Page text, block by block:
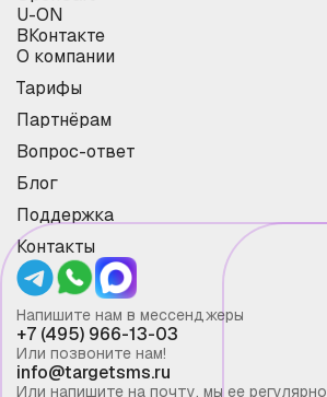
U-ON
ВКонтакте
О компании
Тарифы
Партнёрам
Вопрос-ответ
Блог
Поддержка
Контакты
Напишите нам в мессенджеры
+7 (495) 966-13-03
Или позвоните нам!
info@targetsms.ru
Или напишите на почту, мы ее регулярно